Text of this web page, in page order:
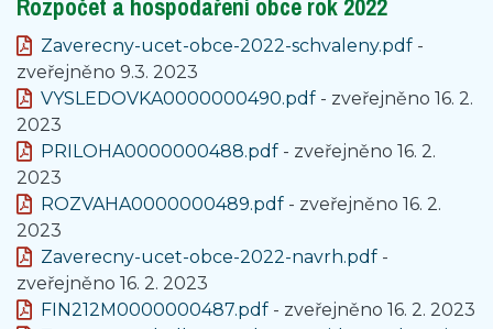
Rozpočet a hospodaření obce rok 2022
Zaverecny-ucet-obce-2022-schvaleny.pdf-
zveřejněno 9.3. 2023
VYSLEDOVKA0000000490.pdf- zveřejněno 16. 2.
2023
PRILOHA0000000488.pdf- zveřejněno 16. 2.
2023
ROZVAHA0000000489.pdf- zveřejněno 16. 2.
2023
Zaverecny-ucet-obce-2022-navrh.pdf-
zveřejněno 16. 2. 2023
FIN212M0000000487.pdf- zveřejněno 16. 2. 2023